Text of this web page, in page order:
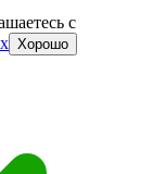
c
Хорошо